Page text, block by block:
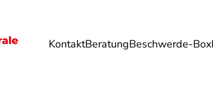
KontaktBeratungBeschwerde-Box
Lebensmittel Umwelt